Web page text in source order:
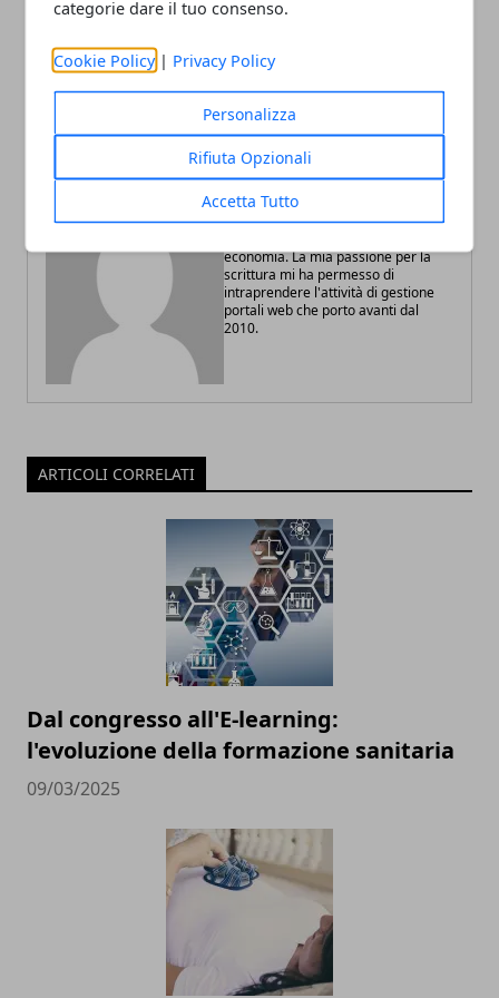
categorie dare il tuo consenso.
Cookie Policy | Privacy Policy
Personalizza
Rifiuta Opzionali
Accetta Tutto
Articolo Precedente
Energia eolica 2021: dal
micro eolico all'energia
creata dal traffico stradale
Redazione
economia. La mia passione per la
scrittura mi ha permesso di
intraprendere l'attività di gestione
portali web che porto avanti dal
2010.
ARTICOLI CORRELATI
Dal congresso all'E-learning:
l'evoluzione della formazione sanitaria
09/03/2025